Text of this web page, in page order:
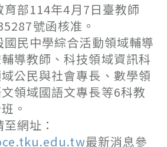
育部114年4月7日臺教師
號函核准。
民中學綜合活動領域輔導
導教師、科技領域資訊科
公民與社會專長、數學領
領域國語文專長等6科教
。
網址：
最新消息參